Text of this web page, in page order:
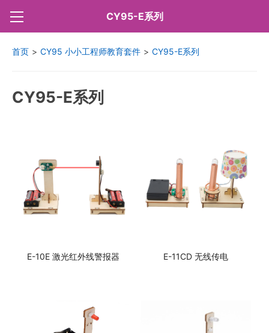
CY95-E系列
首页 > CY95 小小工程师教育套件 > CY95-E系列
CY95-E系列
E-10E 激光红外线警报器 E-11CD 无线传电